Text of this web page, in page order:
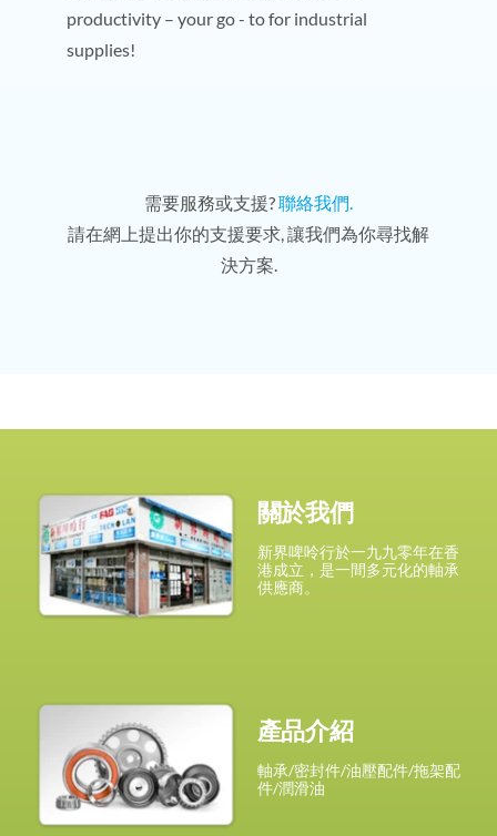
productivity – your go - to for industrial
supplies!
需要服務或支援?聯絡我們.
請在網上提出你的支援要求, 讓我們為你尋找解
決方案.
關於我們
新界啤呤行於一九九零年在香
港成立，是一間多元化的軸承
供應商。
產品介紹
軸承/密封件/油壓配件/拖架配
件/潤滑油